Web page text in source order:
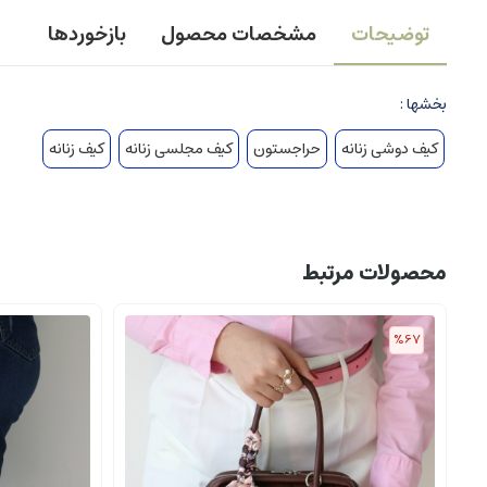
توضیحات مشخصات محصول بازخوردها
بخشها :
کیف دوشی زنانه
حراجستون کیف مجلسی زنانه کیف زنانه
محصولات مرتبط
%67